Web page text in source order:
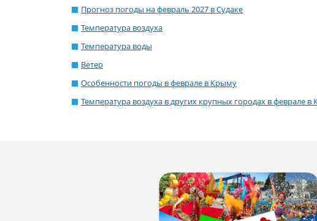
Прогноз погоды на февраль 2027 в Судаке
Температура воздуха
Температура воды
Ветер
Особенности погоды в феврале в Крыму
Температура воздуха в других крупных городах в феврале